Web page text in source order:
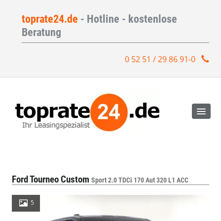
toprate24.de - Hotline - kostenlose
Beratung
0 52 51 / 29 86 91-0
Ford Tourneo Custom Sport 2.0 TDCi 170 Aut 320 L1 ACC
5